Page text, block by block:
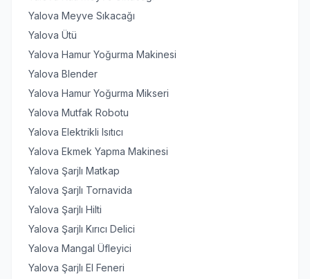
Yalova Meyve Sıkacağı
Yalova Ütü
Yalova Hamur Yoğurma Makinesi
Yalova Blender
Yalova Hamur Yoğurma Mikseri
Yalova Mutfak Robotu
Yalova Elektrikli Isıtıcı
Yalova Ekmek Yapma Makinesi
Yalova Şarjlı Matkap
Yalova Şarjlı Tornavida
Yalova Şarjlı Hilti
Yalova Şarjlı Kırıcı Delici
Yalova Mangal Üfleyici
Yalova Şarjlı El Feneri